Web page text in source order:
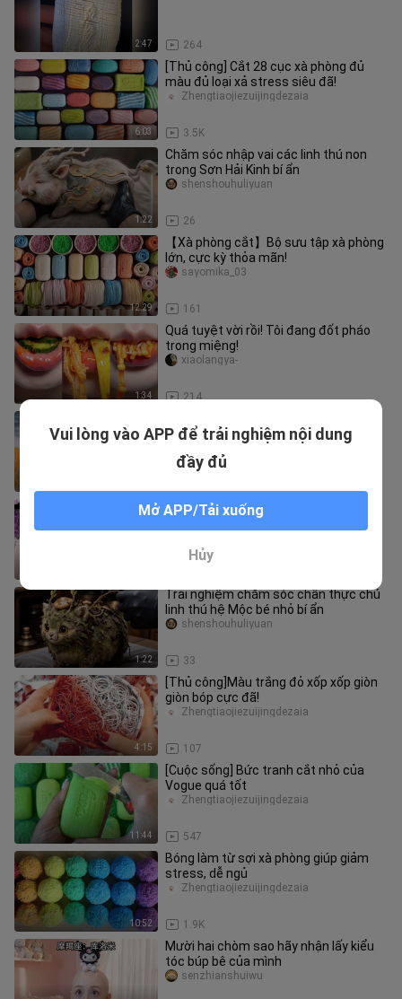
2:47 264
6:03
[Thủ công] Cắt 28 cục xà phòng đủ
màu đủ loại xả stress siêu đã!
3.5K
Zhengtiaojiezuijingdezaia
1:22
Chăm sóc nhập vai các linh thú non
trong Sơn Hải Kinh bí ẩn
26
shenshouhuliyuan
12:29
【Xà phòng cắt】Bộ sưu tập xà phòng
lớn, cực kỳ thỏa mãn!
161
sayomika_03
1:34
Quá tuyệt vời rồi! Tôi đang đốt pháo
trong miệng!
214
xiaolangya-
hộp… đủ thể loại xà phòng
[ASMR] Gần đây thích màu tím (giảm
1:22
Trải nghiệm chăm sóc chân thực chú
linh thú hệ Mộc bé nhỏ bí ẩn
33
shenshouhuliyuan
4:15
[Thủ công]Màu trắng đỏ xốp xốp giòn
giòn bóp cực đã!
107
Zhengtiaojiezuijingdezaia
11:44
[Cuộc sống] Bức tranh cắt nhỏ của
Vogue quá tốt
547
Zhengtiaojiezuijingdezaia
10:52
Bóng làm từ sợi xà phòng giúp giảm
stress, dễ ngủ
1.9K
Zhengtiaojiezuijingdezaia
Mười hai chòm sao hãy nhận lấy kiểu
tóc búp bê của mình
senzhianshuiwu
Vui lòng vào APP để trải nghiệm nội dung
đầy đủ
Mở APP/Tải xuống
Hủy